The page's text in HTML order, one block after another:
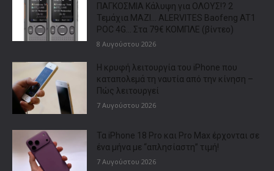
ΠΑΓΚΟΣΜΙΑ Κάλυψη για ΟΛΟΥΣ!? 2
Τεμάχια ΜΑΖΙ… ALERVITES Baofeng AT1
POC 4G… Στα 79€ ΚΟΜΠΛΕ (βίντεο)
8 Αυγούστου 2026
Η κρυφή λειτουργία του iPhone που
καταπολεμά τη ναυτία από την κίνηση –
Πώς λειτουργεί
7 Αυγούστου 2026
Τα iPhone 18 Pro και Pro Max έρχονται σε
ένα μήνα με “απλησίαστη” τιμή!
7 Αυγούστου 2026